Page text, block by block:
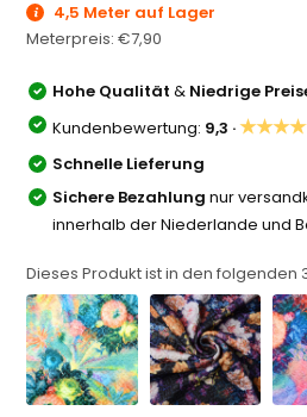
4,5 Meter auf Lager
Meterpreis:€7,90
Hohe Qualität& Niedrige
Kundenbewertung: 9,3 ·
Schnelle Lieferung
Sichere Bezahlung nur
innerhalb der Niederlande und
Dieses Produkt ist in den folgenden